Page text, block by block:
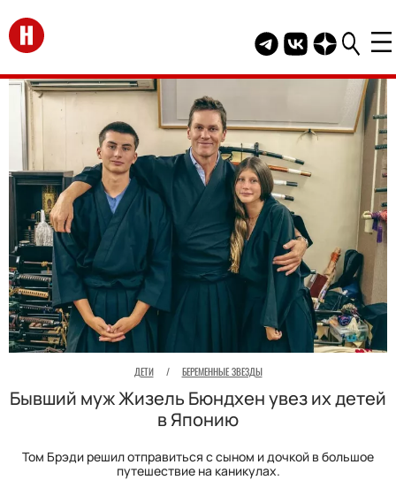
Перейти на главную
Telegram канал
Группа HELLO
Канал
ДЕТИ / БЕРЕМЕННЫЕ ЗВЕЗДЫ
Бывший муж Жизель Бюндхен увез их детей
в Японию
Том Брэди решил отправиться с сыном и дочкой в большое
путешествие на каникулах.